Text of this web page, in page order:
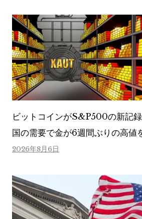
ビットコインがS&P500の新記
国の需要で金が6週間ぶりの高値
2026年8月6日